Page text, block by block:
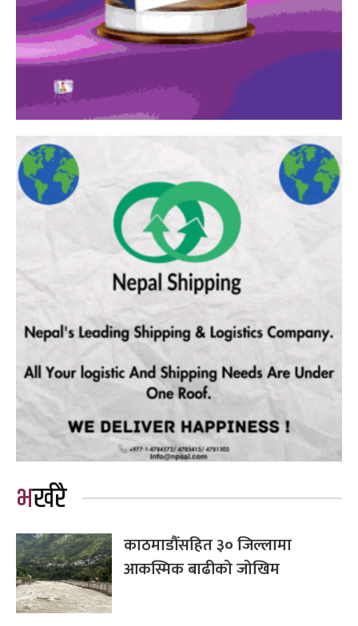
भर्खरै
काठमाडौँसहित ३० जिल्लामा
आकस्मिक बाढीको जोखिम